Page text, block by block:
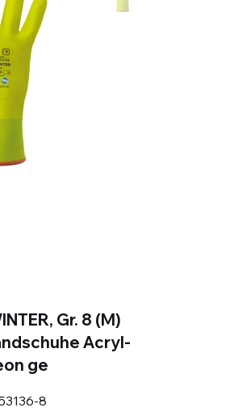
Gr. 8 (M)
Acryl-
ge
8